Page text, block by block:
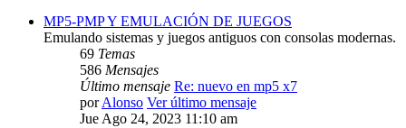
MP5-PMP Y EMULACIÓN DE JUEGOS
Emulando sistemas y juegos antiguos con consolas modernas.
69 Temas
586 Mensajes
Último mensaje Re: nuevo en mp5 x7
porAlonso Ver último mensaje
Jue Ago 24, 2023 11:10 am